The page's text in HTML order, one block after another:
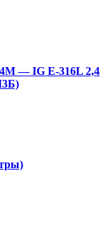
— IG E-316L 2,4